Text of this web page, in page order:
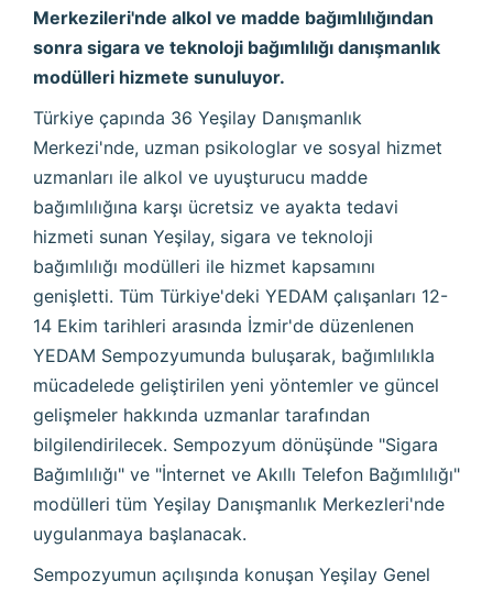
Merkezileri'nde alkol ve madde bağımlılığından
sonra sigara ve teknoloji bağımlılığı danışmanlık
modülleri hizmete sunuluyor.
Türkiye çapında 36 Yeşilay Danışmanlık
Merkezi'nde, uzman psikologlar ve sosyal hizmet
uzmanları ile alkol ve uyuşturucu madde
bağımlılığına karşı ücretsiz ve ayakta tedavi
hizmeti sunan Yeşilay, sigara ve teknoloji
bağımlılığı modülleri ile hizmet kapsamını
genişletti. Tüm Türkiye'deki YEDAM çalışanları 12-
14 Ekim tarihleri arasında İzmir'de düzenlenen
YEDAM Sempozyumunda buluşarak, bağımlılıkla
mücadelede geliştirilen yeni yöntemler ve güncel
gelişmeler hakkında uzmanlar tarafından
bilgilendirilecek. Sempozyum dönüşünde "Sigara
Bağımlılığı" ve "İnternet ve Akıllı Telefon Bağımlılığı"
modülleri tüm Yeşilay Danışmanlık Merkezleri'nde
uygulanmaya başlanacak.
Sempozyumun açılışında konuşan Yeşilay Genel